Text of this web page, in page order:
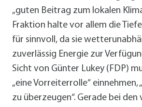
„guten Beitrag zum lokalen
Fraktion halte vor allem die
für sinnvoll, da sie
zuverlässig Energie zur
Sicht von Günter Lukey (FDP)
„eine Vorreiterrolle“ einnehmen,
zu überzeugen“. Gerade bei den